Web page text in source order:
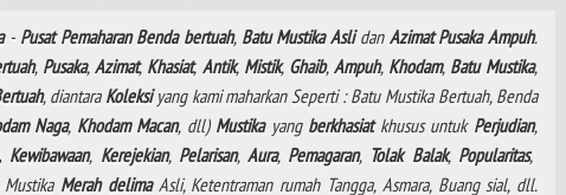
- Pusat Pemaharan Benda bertuah, Batu Mustika Aslidan Azimat Pusaka Ampuh.
, Pusaka,Azimat, Khasiat, Antik, Mistik, Ghaib, Ampuh, Khodam, Batu Mustika,
, diantara Koleksiyang kami maharkan Seperti : Batu Mustika Bertuah, Benda
Naga, Khodam Macan, dll) Mustikayang berkhasiatkhusus untuk Perjudian,
Kewibawaan, Kerejekian, Pelarisan,Aura, Pemagaran, Tolak Balak, Popularitas,
Mustika Merah delimaAsli, Ketentraman rumah Tangga, Asmara, Buang sial, dll.